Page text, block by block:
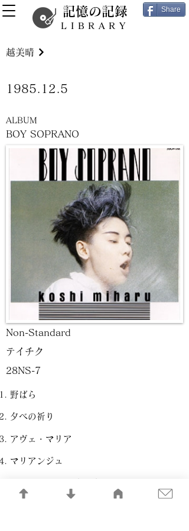
記憶の記録
LIBRARY
Share
BOY SOPRANO
野ばら
夕べの祈り
アヴェ・マリア
マリアンジュ
越美晴
1985.12.5
ALBUM
Non-Standard
テイチク
28NS-7